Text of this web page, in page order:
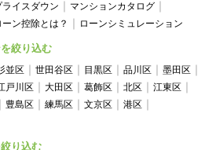
ライスダウン
マンションカタログ
ン控除とは？ ローンシミュレーション
絞り込む
並区 世田谷区 目黒区 品川区
墨田区
戸川区 大田区 葛飾区 北区
江東区
豊島区 練馬区 文京区
港区
り込む